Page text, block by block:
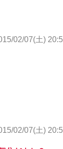
02/07(土)
02/07(土)